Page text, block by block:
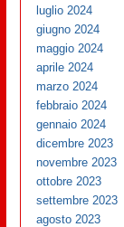
luglio 2024
giugno 2024
maggio 2024
aprile 2024
marzo 2024
febbraio 2024
gennaio 2024
dicembre 2023
novembre 2023
ottobre 2023
settembre 2023
agosto 2023